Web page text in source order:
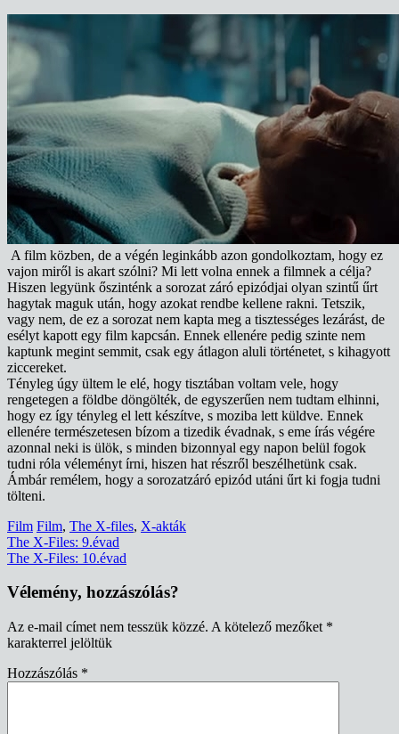
A film közben, de a végén leginkább azon gondolkoztam, hogy ez
vajon miről is akart szólni? Mi lett volna ennek a filmnek a célja?
Hiszen legyünk őszinténk a sorozat záró epizódjai olyan szintű űrt
hagytak maguk után, hogy azokat rendbe kellene rakni. Tetszik,
vagy nem, de ez a sorozat nem kapta meg a tisztességes lezárást, de
esélyt kapott egy film kapcsán. Ennek ellenére pedig szinte nem
kaptunk megint semmit, csak egy átlagon aluli történetet, s kihagyott
ziccereket.
Tényleg úgy ültem le elé, hogy tisztában voltam vele, hogy
rengetegen a földbe döngölték, de egyszerűen nem tudtam elhinni,
hogy ez így tényleg el lett készítve, s moziba lett küldve. Ennek
ellenére természetesen bízom a tizedik évadnak, s eme írás végére
azonnal neki is ülök, s minden bizonnyal egy napon belül fogok
tudni róla véleményt írni, hiszen hat részről beszélhetünk csak.
Ámbár remélem, hogy a sorozatzáró epizód utáni űrt ki fogja tudni
tölteni.
Film Film, The X-files, X-akták
Bejegyzés
navigáció
The X-Files: 9.évad
The X-Files: 10.évad
Vélemény, hozzászólás?
Az e-mail címet nem tesszük közzé. A kötelező mezőket *
karakterrel jelöltük
Hozzászólás *